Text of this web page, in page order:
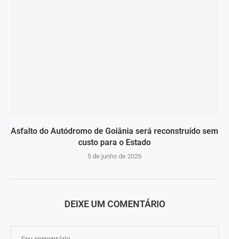
Asfalto do Autódromo de Goiânia será reconstruído sem
custo para o Estado
5 de junho de 2026
DEIXE UM COMENTÁRIO